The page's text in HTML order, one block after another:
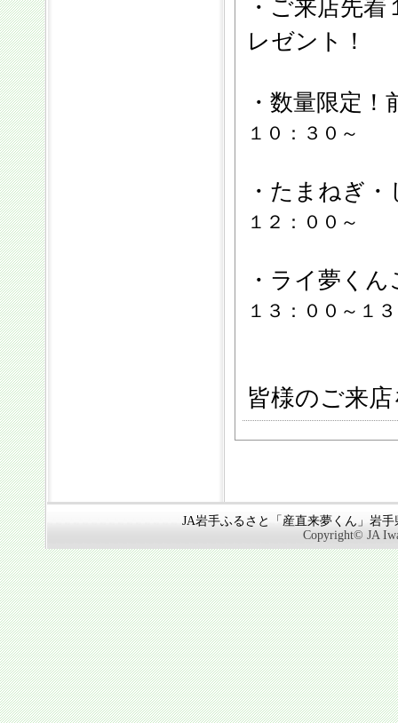
・ご来店先
レゼント！
・数量限定
１０：３０～
・たまねぎ
１２：００～
・ライ夢く
１３：００～１
皆様のご来
JA岩手ふるさと「産直来夢くん」岩
Copyright© JA